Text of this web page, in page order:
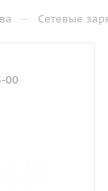
— Сетевые
00